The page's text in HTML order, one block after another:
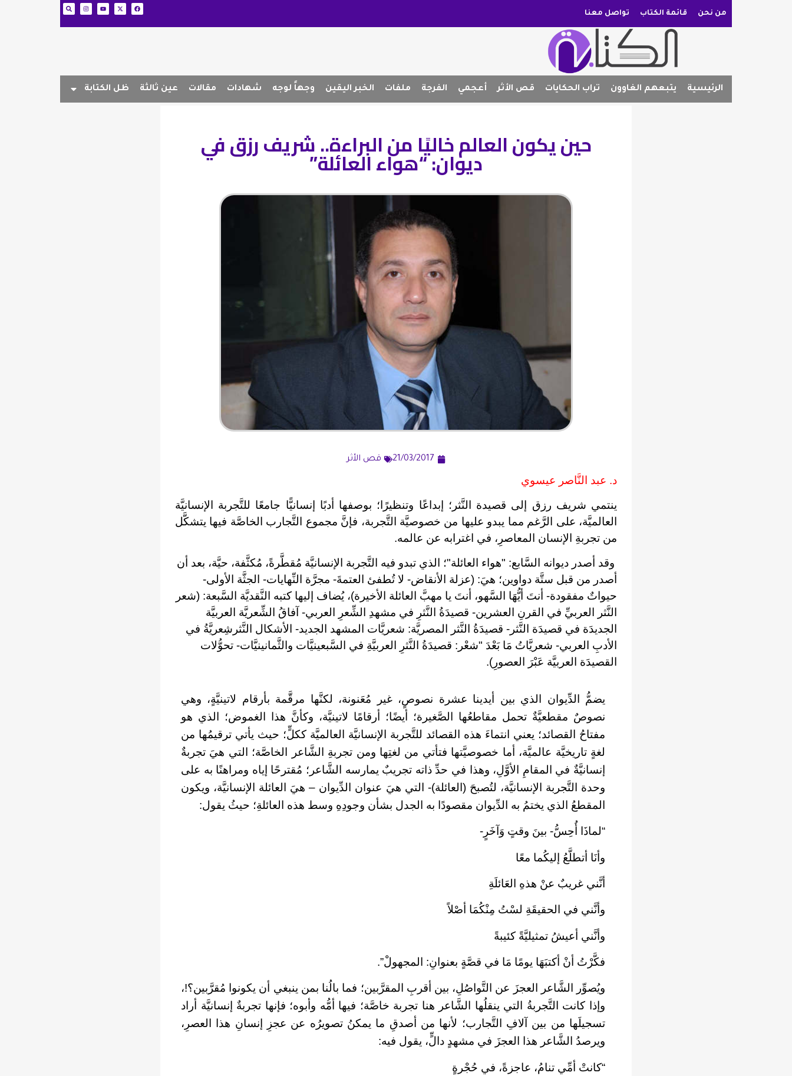
من نحن قائمة الكتاب تواصل معنا
الرئيسية يتبعهم الغاوون تراب الحكايات قص الأثر أعجمي الفرجة ملفات الخبر اليقين وجهاً لوجه شهادات مقالات عين ثالثة ظل الكتابة
حين يكون العالم خاليًا من البراءة.. شريف رزق في
ديوان: “هواء العائلة”
21/03/2017 قص الأثر
د. عبد النَّاصر عيسوي
ينتمي شريف رزق إلى قصيدة النَّثر؛ إبداعًا وتنظيرًا؛ بوصفها أدبًا إنسانيًّا جامعًا للتَّجربة الإنسانيَّة
العالميَّة، على الرَّغم مما يبدو عليها من خصوصيَّة التَّجربة، فإنَّ مجموع التَّجارب الخاصَّة فيها يتشكَّل
من تجربةِ الإنسان المعاصرِ، في اغترابه عن عالمه.
وقد أصدر ديوانه السَّابع: "هواء العائلة"؛ الذي تبدو فيه التَّجربة الإنسانيَّة مُقطَّرةً، مُكثَّفة، حيَّة، بعد أن
أصدر من قبل ستَّة دواوين؛ هيَ: (عزلة الأنقاض- لا تُطفئ العتمةَ- مجرَّة النِّهايات- الجثَّة الأولى-
حيواتٌ مفقودة- أنتَ أيُّهَا السَّهو، أنتَ يا مهبَّ العائلة الأخيرة)، يُضاف إليها كتبه النَّقديَّة السَّبعة: (شعر
النَّثر العربيِّ في القرنِ العشرين- قصيدَةُ النَّثرِ في مشهدِ الشِّعرِ العربي- آفاقُ الشِّعريَّة العربيَّة
الجديدَة في قصيدَة النَّثر- قصيدَةُ النَّثر المصريَّة: شعريَّات المشهد الجديد- الأشكال النَّثرشِعريَّةُ في
الأدبِ العربي- شعريَّاتُ مَا بَعْدَ "شعْر: قصيدَةُ النَّثرِ العربيَّةِ في السَّبعينيَّات والثَّمانينيَّات- تحوُّلات
القصيدَة العربيَّة عَبْرَ العصورِ).
يضمُّ الدِّيوان الذي بين أيدينا عشرة نصوصٍ، غير مُعَنونة، لكنَّها مرقَّمة بأرقام لاتينيَّةٍ، وهي
نصوصٌ مقطعيَّةٌ تحمل مقاطعُها الصَّغيرة؛ أيضًا؛ أرقامًا لاتينيَّة، وكأنَّ هذا الغموض؛ الذي هو
مفتاحُ القصائد؛ يعني انتماءَ هذه القصائد للتَّجربة الإنسانيَّة العالميَّة ككلٍّ؛ حيث يأتي ترقيمُها من
لغةٍ تاريخيَّة عالميَّة، أما خصوصيَّتها فتأتي من لغتِها ومن تجربةِ الشَّاعر الخاصَّة؛ التي هيَ تجربةٌ
إنسانيَّةٌ في المقامِ الأوَّلِ، وهذا في حدِّ ذاته تجريبٌ يمارسه الشَّاعر؛ مُقترحًا إياه ومراهنًا به على
وحدة التَّجربة الإنسانيَّة، لتُصبحَ (العائلة)- التي هيَ عنوان الدِّيوان – هيَ العائلة الإنسانيَّة، ويكون
المقطعُ الذي يختمُ به الدِّيوان مقصودًا به الجدل بشأن وجودِهِ وسط هذه العائلةِ؛ حيثُ يقول:
“لماذَا أُحِسُّ- بينَ وقتٍ وَآخَرٍ-
وأنَا أتطلَّعُ إليكُما معًا
أنَّني غريبٌ عنْ هذهِ العَائلَةِ
وأنَّني في الحقيقَةِ لسْتُ مِنْكُمَا أصْلاً
وأنَّني أعيشُ تمثيليَّةً كئيبةً
فكَّرْتُ أنْ أكتبَهَا يومًا مَا في قصَّةٍ بعنوانِ: المجهولْ”.
ويُصوِّر الشَّاعر العجزَ عن التَّواصُلِ، بين أقربِ المقرَّبين؛ فما بالُنا بمن ينبغي أن يكونوا مُقرَّبين؟!،
وإذا كانت التَّجربةُ التي ينقلُها الشَّاعر هنا تجربة خاصَّة؛ فيها أمُّه وأبوه؛ فإنها تجربةٌ إنسانيَّة أراد
تسجيلَها من بين آلافِ التَّجارب؛ لأنها من أصدقِ ما يمكنُ تصويرُه عن عجزِ إنسانِ هذا العصرِ،
ويرصدُ الشَّاعر هذا العجزَ في مشهدٍ دالٍّ، يقول فيه:
“كانتْ أمِّي تنامُ، عاجزةً، في حُجْرةٍ